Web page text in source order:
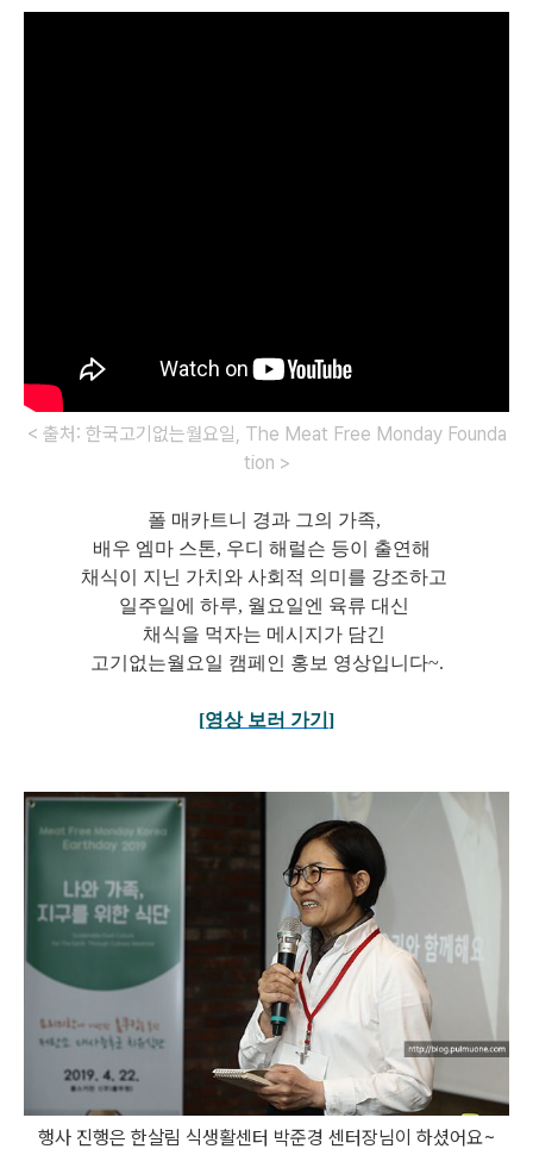
< 출처: 한국고기없는월요일, The Meat Free Monday Founda
tion >
폴 매카트니 경과 그의 가족,
배우 엠마 스톤, 우디 해럴슨 등이 출연해
채식이 지닌 가치와 사회적 의미를 강조하고
일주일에 하루, 월요일엔 육류 대신
채식을 먹자는 메시지가 담긴
고기없는월요일 캠페인 홍보 영상입니다~.
[영상 보러 가기 ]
행사 진행은 한살림 식생활센터 박준경 센터장님이 하셨어요~